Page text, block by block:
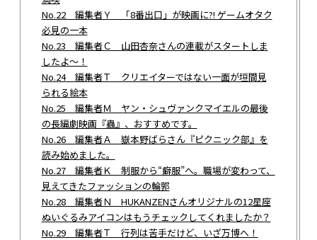
No.22 編集者Ｙ 「8番出口」が映画に?! ゲームオタク
必見の一本
No.23 編集者Ｃ 山田杏奈さんの連載がスタートしま
したよ～！
No.24 編集者Ｔ クリエイターではない一面が垣間見
られる絵本
No.25 編集者Ｍ ヤン・シュヴァンクマイエルの最後
の長編劇映画『蟲』、おすすめです。
No.26 編集者Ａ 嶽本野ばらさん『ピクニック部』を
読み始めました。
No.27 編集者Ｋ 制服から“癖服”へ。職場が変わって、
見えてきたファッションの輪郭
No.28 編集者Ｎ HUKANZENさんオリジナルの12星座
ぬいぐるみアイコンはもうチェックしてくれましたか？
No.29 編集者Ｔ 行列は苦手だけど、いざ万博へ！